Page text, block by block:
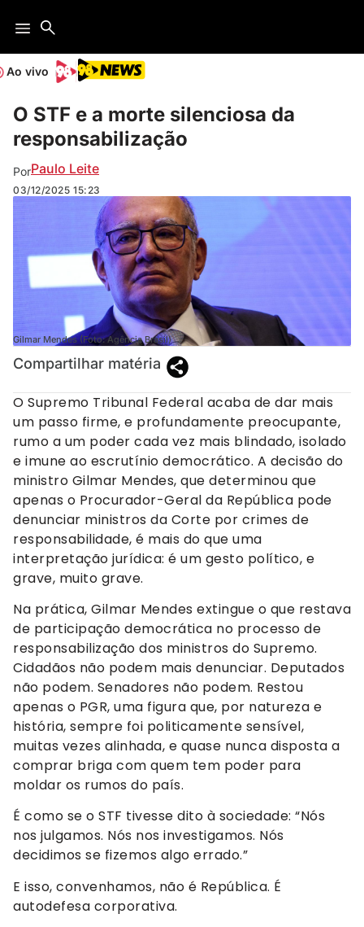
Ao vivo
O STF e a morte silenciosa da
responsabilização
PorPaulo Leite
03/12/2025 15:23
Gilmar Mendes (Foto: Agência Brasil)
Compartilhar matéria
O Supremo Tribunal Federal acaba de dar mais
um passo firme, e profundamente preocupante,
rumo a um poder cada vez mais blindado, isolado
e imune ao escrutínio democrático. A decisão do
ministro Gilmar Mendes, que determinou que
apenas o Procurador-Geral da República pode
denunciar ministros da Corte por crimes de
responsabilidade, é mais do que uma
interpretação jurídica: é um gesto político, e
grave, muito grave.
Na prática, Gilmar Mendes extingue o que restava
de participação democrática no processo de
responsabilização dos ministros do Supremo.
Cidadãos não podem mais denunciar. Deputados
não podem. Senadores não podem. Restou
apenas o PGR, uma figura que, por natureza e
história, sempre foi politicamente sensível,
muitas vezes alinhada, e quase nunca disposta a
comprar briga com quem tem poder para
moldar os rumos do país.
É como se o STF tivesse dito à sociedade: “Nós
nos julgamos. Nós nos investigamos. Nós
decidimos se fizemos algo errado.”
E isso, convenhamos, não é República. É
autodefesa corporativa.